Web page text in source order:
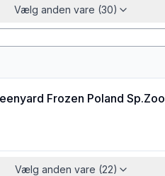
Vælg anden vare (30)
Frozen Poland Sp.Zoo
Vælg anden vare (22)